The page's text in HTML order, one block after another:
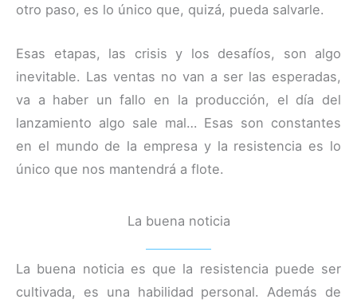
otro paso, es lo único que, quizá, pueda salvarle.
Esas etapas, las crisis y los desafíos, son algo
inevitable. Las ventas no van a ser las esperadas,
va a haber un fallo en la producción, el día del
lanzamiento algo sale mal… Esas son constantes
en el mundo de la empresa y la resistencia es lo
único que nos mantendrá a flote.
La buena noticia
La buena noticia es que la resistencia puede ser
cultivada, es una habilidad personal. Además de